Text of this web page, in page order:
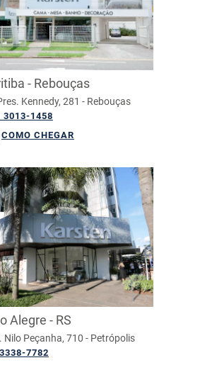
- Rebouças
Kennedy, 281 - Rebouças
3013-1458
COMO CHEGAR
Alegre - RS
Nilo Peçanha, 710 - Petrópolis
7782